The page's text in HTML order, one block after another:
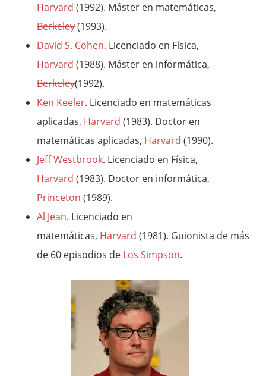
Harvard (1992). Máster en matemáticas,
Berkeley(1993).
David S. Cohen. Licenciado en Física,
Harvard (1988). Máster en informática,
Berkeley(1992).
Ken Keeler. Licenciado en matemáticas
aplicadas, Harvard (1983). Doctor en
matemáticas aplicadas, Harvard (1990).
Jeff Westbrook. Licenciado en Física,
Harvard (1983). Doctor en informática,
Princeton (1989).
Al Jean. Licenciado en
matemáticas, Harvard (1981). Guionista de más
de 60 episodios de Los Simpson.